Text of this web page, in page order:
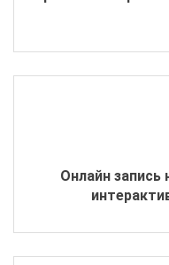
Онлайн запись